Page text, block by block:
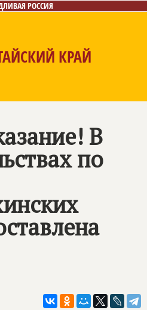
РОССИЯ
КРАЙ
В
по